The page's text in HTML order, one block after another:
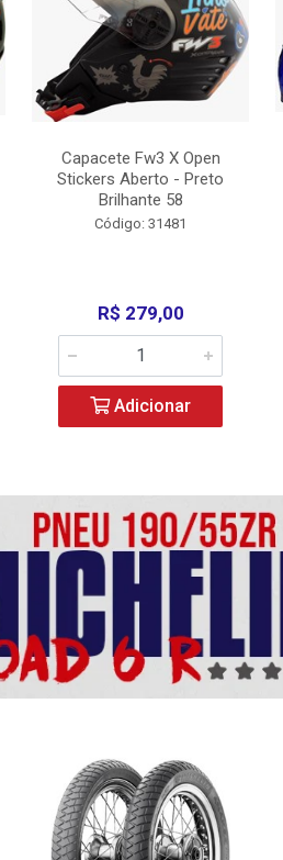
Capacete Fw3 X Open
Stickers Aberto - Preto
Brilhante 58
Código: 31481
R$ 279,00
Adicionar